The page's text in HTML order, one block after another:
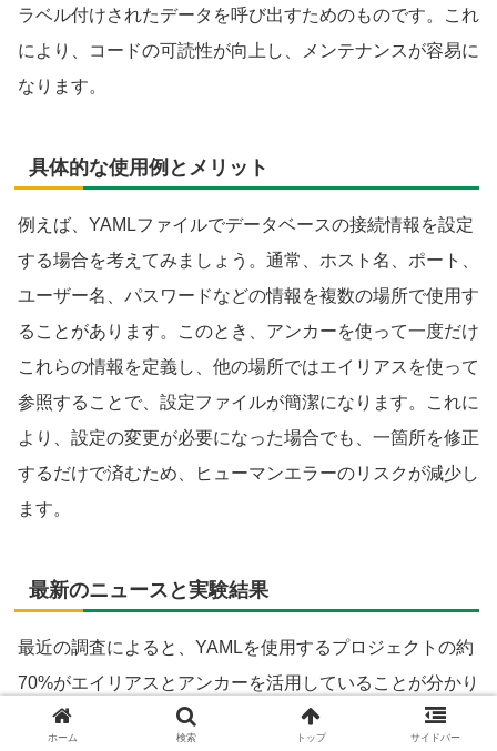
ラベル付けされたデータを呼び出すためのものです。これ
により、コードの可読性が向上し、メンテナンスが容易に
なります。
具体的な使用例とメリット
例えば、YAMLファイルでデータベースの接続情報を設定
する場合を考えてみましょう。通常、ホスト名、ポート、
ユーザー名、パスワードなどの情報を複数の場所で使用す
ることがあります。このとき、アンカーを使って一度だけ
これらの情報を定義し、他の場所ではエイリアスを使って
参照することで、設定ファイルが簡潔になります。これに
より、設定の変更が必要になった場合でも、一箇所を修正
するだけで済むため、ヒューマンエラーのリスクが減少し
ます。
最新のニュースと実験結果
最近の調査によると、YAMLを使用するプロジェクトの約
70%がエイリアスとアンカーを活用していることが分かり
ました。特に、クラウドサービスの設定ファイルやコンテ
ホーム 検索 トップ サイドバー